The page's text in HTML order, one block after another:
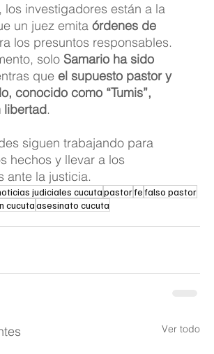
los investigadores están a la
un juez emita órdenes de
los presuntos responsables.
solo Samario ha sido
que el supuesto pastor y
conocido como “Tumis”,
libertad.
siguen trabajando para
hechos y llevar a los
ante la justicia.
judiciales cucutapastorfefalso pastor
cucutaasesinato cucuta
Ver todo